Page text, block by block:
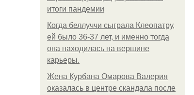
итоги пандемии
Когда беллуччи сыграла Клеопатру,
ей было 36-37 лет, и именно тогда
она находилась на вершине
карьеры.
Жена Курбана Омарова Валерия
оказалась в центре скандала после